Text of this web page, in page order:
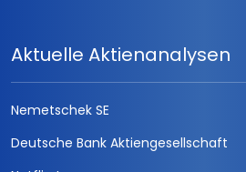
Aktuelle Aktienanalysen
Nemetschek SE
Deutsche Bank Aktiengesellschaft